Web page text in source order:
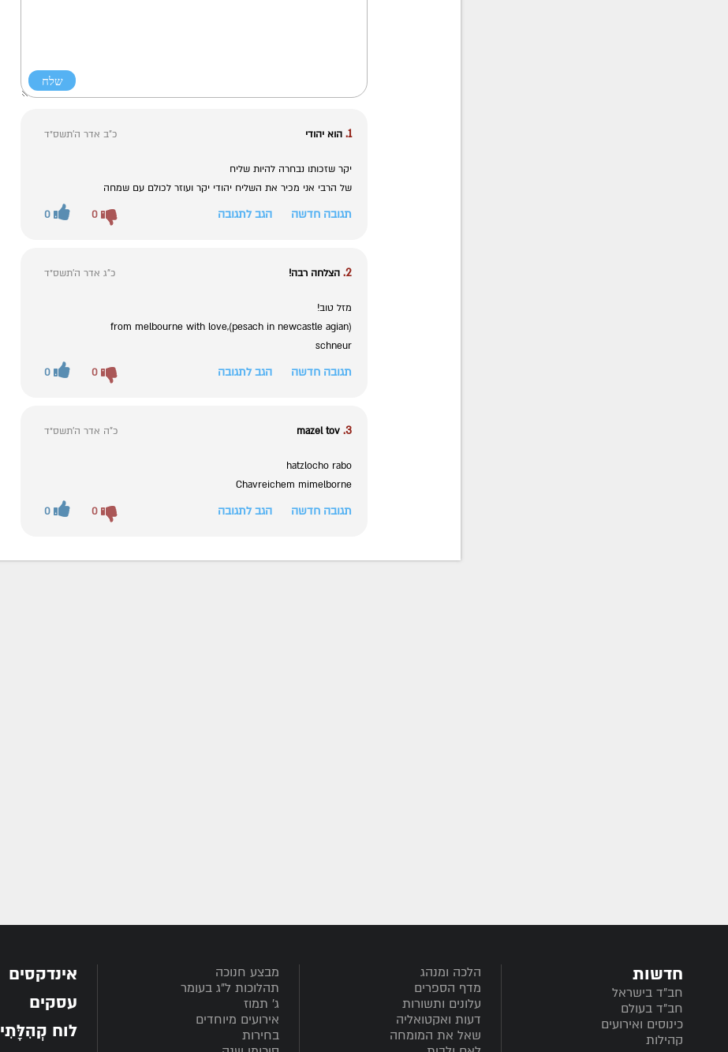
1. הוא יהודי כ"ב אדר ה׳תשס״ד
יקר שזכותו נבחרה להיות שליח
של הרבי אני מכיר את השליח יהודי יקר ועוזר לכולם עם שמחה
תגובה חדשה הגב לתגובה 0 0
2. הצלחה רבה! כ"ג אדר ה׳תשס״ד
מזל טוב!
from melbourne with love,(pesach in newcastle agian)
schneur
תגובה חדשה הגב לתגובה 0 0
3.
mazel tov כ"ה אדר ה׳תשס״ד
hatzlocho rabo
Chavreichem mimelborne
תגובה חדשה הגב לתגובה 0 0
חדשות
חב”ד בישראל
חב”ד בעולם
כינוסים ואירועים
קהילות
הלכה ומנהג
מדף הספרים
עלונים ותשורות
דעות ואקטואליה
שאל את המומחה
מבצע חנוכה
תהלוכות ל"ג בעומר
ג' תמוז
אירועים מיוחדים
בחירות
אינדקסים
עסקים
לוח קְהִלָּתִי